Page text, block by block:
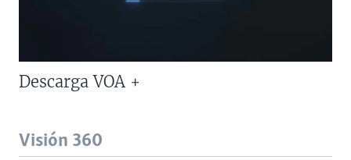
Descarga VOA +
Visión 360